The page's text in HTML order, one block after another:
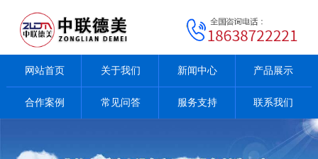
网站首页 关于我们 新闻中心 产品展示
合作案例 常见问答 服务支持 联系我们